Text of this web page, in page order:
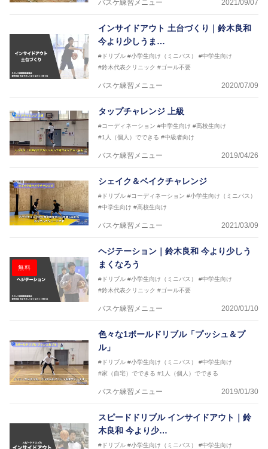
2021年～女子日本代表アシスタントコーチ
バスケ練習メニュー 2021/09/07
インサイドアウト 土台づくり｜鈴木良和
今より少しうま…
#ドリブル #小学生向け（ミニバス）
#中学生向け
#鈴木代表クリニック #ゴール不要
バスケ練習メニュー 2020/07/09
タップチャレンジ 上級
#コーディネーション #中学生向け #高校生向け
#1人（個人）でできる #中級者向け
バスケ練習メニュー 2019/04/26
シェイク＆ベイクチャレンジ
#ドリブル #コーディネーション #小学生向け（ミニバス）
#中学生向け #高校生向け
バスケ練習メニュー 2021/03/09
無料
ヘジテーション｜鈴木良和 今より少しう
まくなろう
#ドリブル #小学生向け（ミニバス）
#中学生向け
#鈴木代表クリニック #ゴール不要
バスケ練習メニュー 2020/01/10
色々な1ボールドリブル「プッシュ＆プ
ル」
#ドリブル #小学生向け（ミニバス）
#中学生向け
#家（自宅）でできる #1人（個人）でできる
バスケ練習メニュー 2019/01/30
スピードドリブル インサイドアウト｜鈴
木良和 今より少…
#ドリブル #小学生向け（ミニバス）
#中学生向け